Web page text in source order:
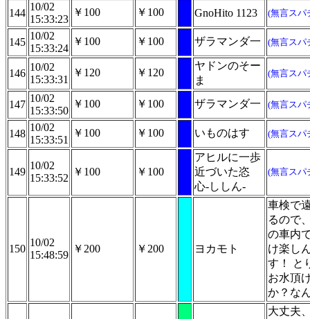
144
10/02
15:33:23
￥100 ￥100 GnoHito 1123 (無言スパ
145
10/02
15:33:24
￥100 ￥100 ザラマンダ一 (無言スパ
146
10/02
15:33:31
￥120 ￥120
ヤドンのそー
ま
(無言スパ
147
10/02
15:33:50
￥100 ￥100 ザラマンダ一 (無言スパ
148
10/02
15:33:51
￥100 ￥100 いものはす (無言スパ
149
10/02
15:33:52
￥100 ￥100
アヒルに一歩
近づいた恣
心-ししん-
(無言スパ
150
10/02
15:48:59
￥200 ￥200 ヨカモト
車検で
るので
の車内
け楽し
す！ と
お水頂
か？な
大丈夫